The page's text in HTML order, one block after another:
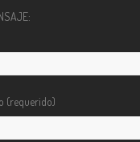
(requerido)